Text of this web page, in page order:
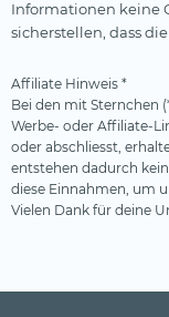
Informationen keine
sicherstellen, dass
Affiliate Hinweis *
Bei den mit Sternchen
Werbe- oder Affiliate-
oder abschliesst,
entstehen dadurch
diese Einnahmen, um
Vielen Dank für deine